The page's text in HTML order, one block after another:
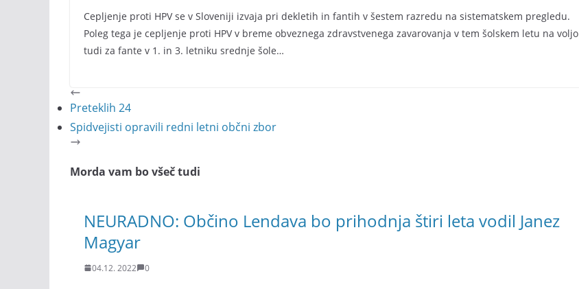
Cepljenje proti HPV se v Sloveniji izvaja pri dekletih in fantih v šestem razredu na sistematskem pregledu.
Poleg tega je cepljenje proti HPV v breme obveznega zdravstvenega zavarovanja v tem šolskem letu na voljo
tudi za fante v 1. in 3. letniku srednje šole…
Preteklih 24
Spidvejisti opravili redni letni občni zbor
Morda vam bo všeč tudi
NEURADNO: Občino Lendava bo prihodnja štiri leta vodil Janez
Magyar
04.12. 2022 0